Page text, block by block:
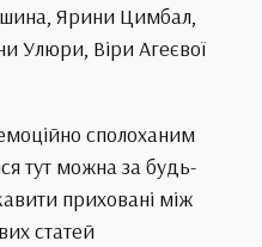
Ярини Цимбал,
Улюри, Віри Агеєвої
сполоханим
тут можна за будь-
приховані між
статей